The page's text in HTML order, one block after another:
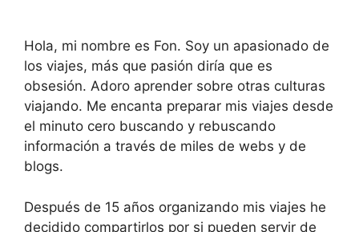
Hola, mi nombre es Fon. Soy un apasionado de
los viajes, más que pasión diría que es
obsesión. Adoro aprender sobre otras culturas
viajando. Me encanta preparar mis viajes desde
el minuto cero buscando y rebuscando
información a través de miles de webs y de
blogs.
Después de 15 años organizando mis viajes he
decidido compartirlos por si pueden servir de